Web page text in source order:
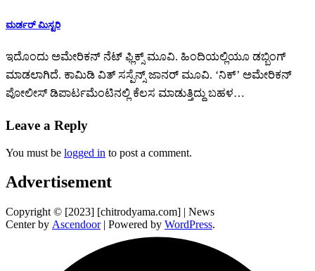
ಮರ್ಡರ್ ಮಿಸ್ಟರಿ
ಇದೊಂದು ಅಮೇರಿಕನ್ ನೆಟ್ ಫ್ಲಿಕ್ಸ್ ಮೂವಿ. ಹಿಂದಿಯಲ್ಲಿಯೂ ಡಬ್ಬಿಂಗ್
ಮಾಡಲಾಗಿದೆ. ಕಾಮಿಡಿ ವಿತ್ ಸಸ್ಪೆನ್ಸ್ ಜಾನರ್ ಮೂವಿ. ‘ನಿಕ್’ ಅಮೇರಿಕನ್
ಪೋಲೀಸ್ ಡಿಪಾರ್ಟಮೆಂಟಿನಲ್ಲಿ ಕೆಲಸ ಮಾಡುತ್ತಿದ್ದು ಬಹಳ…
Leave a Reply
You must be logged in to post a comment.
Advertisement
Copyright © [2023] [chitrodyama.com] | News
Center by Ascendoor| Powered by WordPress.